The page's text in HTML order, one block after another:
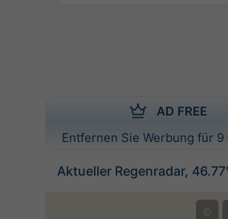
AD FREE
Entfernen Sie Werbung für
Aktueller Regenradar,
©